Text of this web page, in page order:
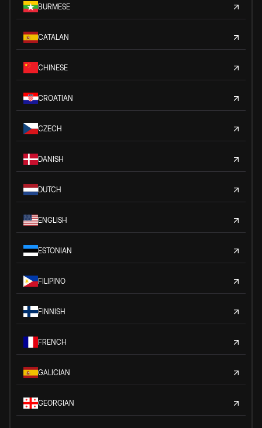
BURMESE
CATALAN
CHINESE
CROATIAN
CZECH
DANISH
DUTCH
ENGLISH
ESTONIAN
FILIPINO
FINNISH
FRENCH
GALICIAN
GEORGIAN